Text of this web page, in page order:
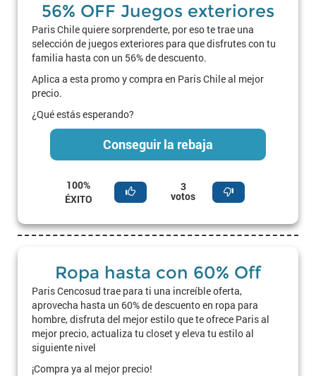
56% OFF Juegos exteriores
Paris Chile quiere sorprenderte, por eso te trae una
selección de juegos exteriores para que disfrutes con tu
familia hasta con un 56% de descuento.
Aplica a esta promo y compra en Paris Chile al mejor
precio.
¿Qué estás esperando?
Conseguir la rebaja
100%
ÉXITO
3
votos
Ropa hasta con 60% Off
Paris Cencosud trae para ti una increíble oferta,
aprovecha hasta un 60% de descuento en ropa para
hombre, disfruta del mejor estilo que te ofrece Paris al
mejor precio, actualiza tu closet y eleva tu estilo al
siguiente nivel
¡Compra ya al mejor precio!